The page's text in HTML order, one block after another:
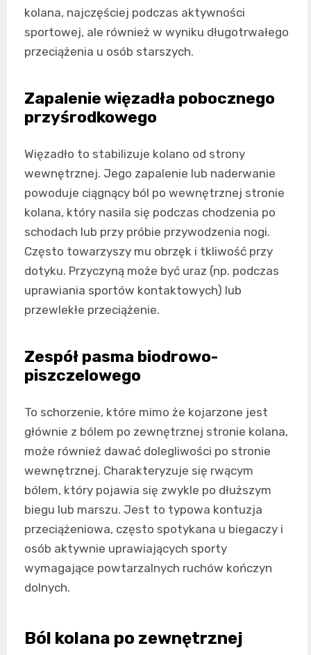
kolana, najczęściej podczas aktywności
sportowej, ale również w wyniku długotrwałego
przeciążenia u osób starszych.
Zapalenie więzadła pobocznego
przyśrodkowego
Więzadło to stabilizuje kolano od strony
wewnętrznej. Jego zapalenie lub naderwanie
powoduje ciągnący ból po wewnętrznej stronie
kolana, który nasila się podczas chodzenia po
schodach lub przy próbie przywodzenia nogi.
Często towarzyszy mu obrzęk i tkliwość przy
dotyku. Przyczyną może być uraz (np. podczas
uprawiania sportów kontaktowych) lub
przewlekłe przeciążenie.
Zespół pasma biodrowo-
piszczelowego
To schorzenie, które mimo że kojarzone jest
głównie z bólem po zewnętrznej stronie kolana,
może również dawać dolegliwości po stronie
wewnętrznej. Charakteryzuje się rwącym
bólem, który pojawia się zwykle po dłuższym
biegu lub marszu. Jest to typowa kontuzja
przeciążeniowa, często spotykana u biegaczy i
osób aktywnie uprawiających sporty
wymagające powtarzalnych ruchów kończyn
dolnych.
Ból kolana po zewnętrznej